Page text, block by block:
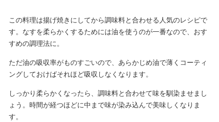
この料理は揚げ焼きにしてから調味料と合わせる人気のレシピで
す。なすを柔らかくするためには油を使うのが一番なので、おす
すめの調理法に。
ただ油の吸収率がものすごいので、あらかじめ油で薄くコーティ
ングしておけばそれほど吸収しなくなります。
しっかり柔らかくなったら、調味料と合わせて味を馴染ませまし
ょう。時間が経つほどに中まで味が染み込んで美味しくなりま
す。